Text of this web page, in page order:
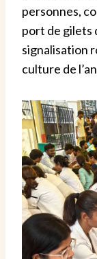
personnes,
port de gilets
signalisation
culture de